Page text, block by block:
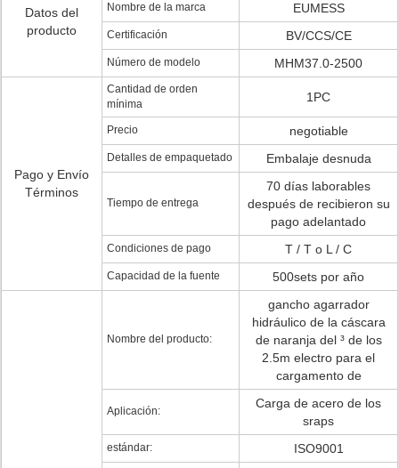
Datos del
producto
Nombre de la marca EUMESS
Certificación BV/CCS/CE
Número de modelo MHM37.0-2500
Pago y Envío
Términos
Cantidad de orden
mínima
1PC
Precio negotiable
Detalles de empaquetado Embalaje desnuda
Tiempo de entrega
70 días laborables
después de recibieron su
pago adelantado
Condiciones de pago T / T o L / C
Capacidad de la fuente 500sets por año
Nombre del producto:
gancho agarrador
hidráulico de la cáscara
de naranja del ³ de los
2.5m electro para el
cargamento de
Aplicación:
Carga de acero de los
sraps
estándar: ISO9001